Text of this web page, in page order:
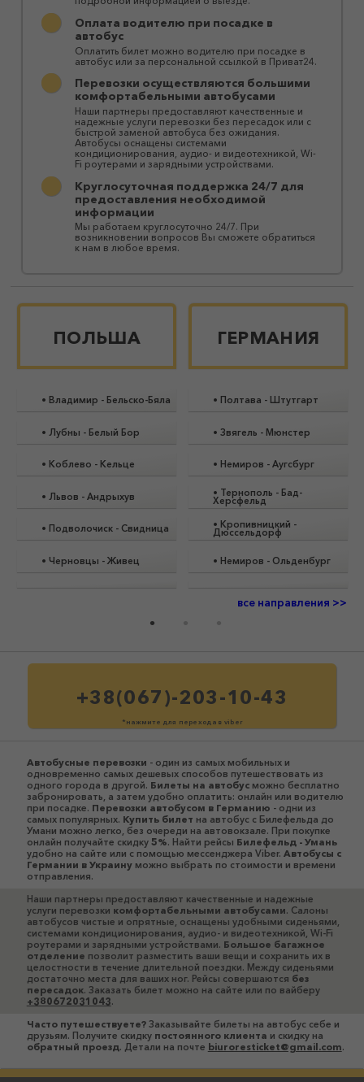
Оплата водителю при посадке в
автобус
Оплатить билет можно водителю при посадке в
автобус или за персональной ссылкой в ​​Приват24.
Перевозки осуществляются большими
комфортабельными автобусами
Наши партнеры предоставляют качественные и
надежные услуги перевозки без пересадок или с
быстрой заменой автобуса без ожидания.
Автобусы оснащены системами
кондиционирования, аудио- и видеотехникой, Wi-
Fi роутерами и зарядными устройствами.
Круглосуточная поддержка 24/7 для
предоставления необходимой
информации
Мы работаем круглосуточно 24/7. При
возникновении вопросов Вы сможете обратиться
к нам в любое время.
ПОЛЬША
• Владимир - Бельско-Бяла
• Лубны - Белый Бор
• Коблево - Кельце
• Львов - Андрыхув
• Подволочиск- Свидница
• Черновцы - Живец
ГЕРМАНИЯ
• Полтава - Штутгарт
• Звягель - Мюнстер
• Немиров - Аугсбург
• Тернополь - Бад-
Херсфельд
• Кропивницкий -
Дюссельдорф
• Немиров - Ольденбург
все направления >>
+38(067)-203-10-43
*нажмите для перехода в viber
Автобусные перевозки - один из самых мобильных и
одновременно самых дешевых способов путешествовать из
одного города в другой. Билеты на автобусможно бесплатно
забронировать, а затем удобно оплатить: онлайн или водителю
при посадке. Перевозки автобусом в Германию - одни из
самых популярных. Купить билет на автобус с Билефельда до
Умани можно легко, без очереди на автовокзале. При покупке
онлайн получайте скидку 5%. Найти рейсы Билефельд - Умань
удобно на сайте или с помощью мессенджера Viber. Автобусы c
Германии в Украинуможно выбрать по стоимости и времени
отправления.
Наши партнеры предоставляют качественные и надежные
услуги перевозки комфортабельными автобусами. Салоны
автобусов чистые и опрятные, оснащены удобными сиденьями,
системами кондиционирования, аудио- и видеотехникой, Wi-Fi
роутерами и зарядными устройствами. Большое багажное
отделение позволит разместить ваши вещи и сохранить их в
целостности в течение длительной поездки. Между сиденьями
достаточно места для ваших ног. Рейсы совершаются без
пересадок. Заказать билет можно на сайте или по вайберу
+380672031043.
Часто путешествуете?Заказывайте билеты на автобус себе и
друзьям. Получите скидку постоянного клиента и скидку на
обратный проезд. Детали на почте biuroresticket@gmail.com.